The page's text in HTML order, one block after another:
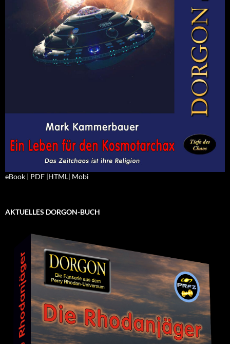
eBook | PDF |HTML| Mobi
AKTUELLES DORGON-BUCH